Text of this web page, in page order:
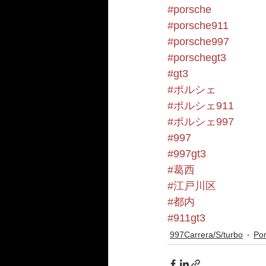
#porsche
#porsche911
#porsche997
#porschegt3
#gt3
#ポルシェ
#ポルシェ911
#ポルシェ997
#997
#997gt3
#葛西
#江戸川区
#都内
#911gt3
997Carrera/S/turbo